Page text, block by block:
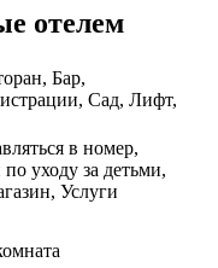
отелем
Бар,
Сад, Лифт,
в номер,
уходу за детьми,
Услуги